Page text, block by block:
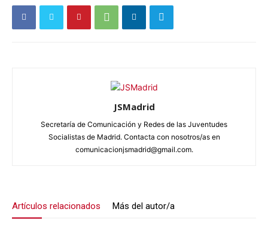
JSMadrid
Secretaría de Comunicación y Redes de las Juventudes
Socialistas de Madrid. Contacta con nosotros/as en
comunicacionjsmadrid@gmail.com.
Artículos relacionados Más del autor/a